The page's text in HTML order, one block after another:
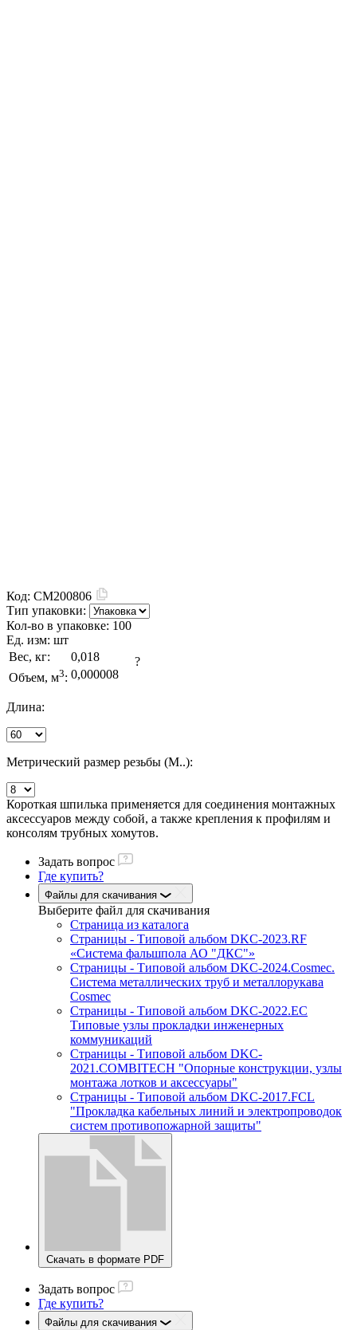
Код: CM200806
Тип упаковки:
Кол-во в упаковке: 100
Ед. изм: шт
Вес, кг:
0,018
Объем, м3: 0,000008
?
Длина:
Метрический размер резьбы (М..):
Короткая шпилька применяется для соединения монтажных
аксессуаров между собой, а также крепления к профилям и
консолям трубных хомутов.
Задать вопрос
Где купить?
Файлы для скачивания
Выберите файл для скачивания
Страница из каталога
Страницы - Типовой альбом DKC-2023.RF
«Система фальшпола АО "ДКС"»
Страницы - Типовой альбом DKC-2024.Cosmec.
Система металлических труб и металлорукава
Cosmec
Страницы - Типовой альбом DKC-2022.EC
Типовые узлы прокладки инженерных
коммуникаций
Страницы - Типовой альбом DKC-
2021.COMBITECH "Опорные конструкции, узлы
монтажа лотков и аксессуары"
Страницы - Типовой альбом DKC-2017.FCL
"Прокладка кабельных линий и электропроводок
систем противопожарной защиты"
Скачать в формате PDF
Задать вопрос
Где купить?
Файлы для скачивания